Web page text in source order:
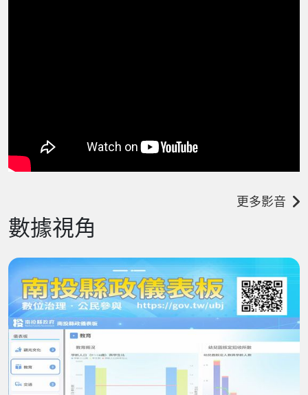
更多影音
數據視角